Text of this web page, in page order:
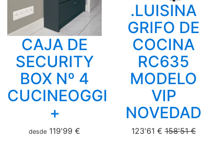
CAJA DE
SECURITY
BOX Nº 4
CUCINEOGGI
+
desde 119'99 €
.LUISINA
GRIFO DE
COCINA
RC635
MODELO
VIP
NOVEDAD
123'61 €158'51 €